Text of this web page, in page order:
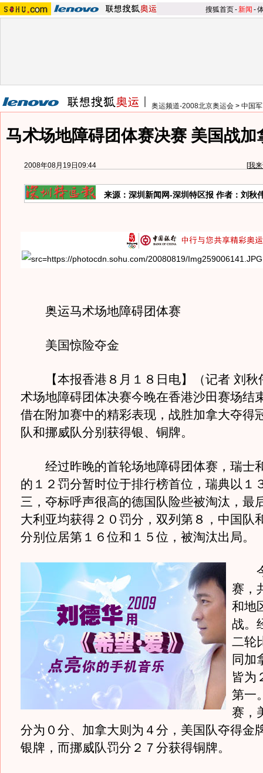
搜狐首页-新闻 -
奥运频道-2008北京奥运会 > 中国
马术场地障碍团体赛决赛 美国战加
2008年08月19日09:44 [我
来源：深圳新闻网-深圳特区报 作者：刘秋
奥运马术场地障碍团体赛
美国惊险夺金
【本报香港８月１８日电】（记者 刘秋
术场地障碍团体决赛今晚在香港沙田赛场结
借在附加赛中的精彩表现，战胜加拿大夺得
队和挪威队分别获得银、铜牌。
经过昨晚的首轮场地障碍团体赛，瑞士
的１２罚分暂时位于排行榜首位，瑞典以１
三，夺标呼声很高的德国队险些被淘汰，最
大利亚均获得２０罚分，双列第８，中国队
分别位居第１６位和１５位，被淘汰出局。
今
赛，
和地
战。
二轮
同加
皆为
第一
赛，
分为０分、加拿大则为４分，美国队夺得金
银牌，而挪威队罚分２７分获得铜牌。